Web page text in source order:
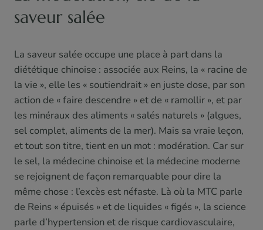
saveur salée
La saveur salée occupe une place à part dans la
diététique chinoise : associée aux Reins, la « racine de
la vie », elle les « soutiendrait » en juste dose, par son
action de « faire descendre » et de « ramollir », et par
les minéraux des aliments « salés naturels » (algues,
sel complet, aliments de la mer). Mais sa vraie leçon,
et tout son titre, tient en un mot : modération. Car sur
le sel, la médecine chinoise et la médecine moderne
se rejoignent de façon remarquable pour dire la
même chose : l’excès est néfaste. Là où la MTC parle
de Reins « épuisés » et de liquides « figés », la science
parle d’hypertension et de risque cardiovasculaire,